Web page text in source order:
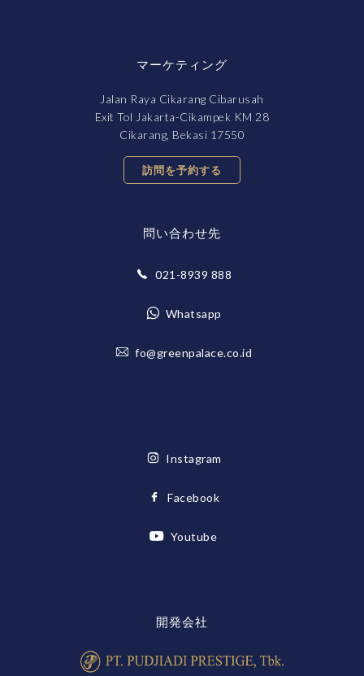
マーケティング
Jalan Raya Cikarang Cibarusah
Exit Tol Jakarta-Cikampek KM 28
Cikarang, Bekasi 17550
訪問を予約する
問い合わせ先
021-8939 888
Whatsapp
fo@greenpalace.co.id
Instagram
Facebook
Youtube
開発会社